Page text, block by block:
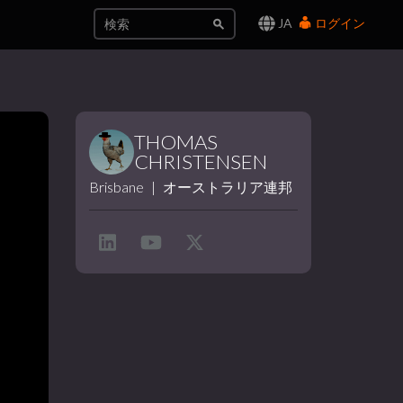
JA ログイン
THOMAS
CHRISTENSEN
Brisbane | オーストラリア連邦